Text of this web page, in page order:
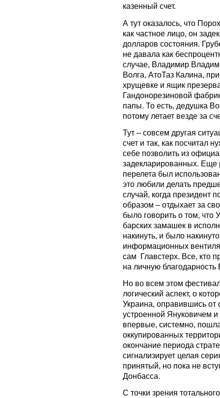
казенный счет.
А тут оказалось, что
как частное лицо, он
долларов состояния.
не давала как
случае, Владимир
Волга, АтоТаз Калина,
хрущевке и ящик
Гандонорезиновой
папы. То есть, дедушка
потому летает везде за
Тут – совсем другая
счет и так, как посчитал
себе позволить из
задекларированных. Еще
перелета был
это любили делать
случай, когда президент
образом – отдыхает за
было говорить о том, что
барских замашек в
накинуть, и было
информационных
сам Главстерх. Все, кто
на личную
Но во всем этом
логический аспект, о
Украина, оправившись от
устроенной Януковичем
впервые, системно,
оккупированных
окончание периода
сигнализирует целая
принятый, но пока не
Донбасса.
С точки зрения